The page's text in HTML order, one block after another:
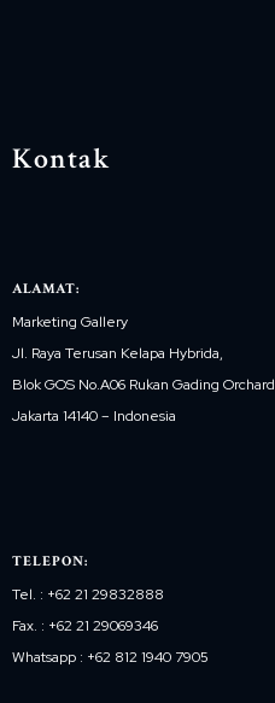
Kontak
ALAMAT:
Marketing Gallery
Jl. Raya Terusan Kelapa Hybrida,
Blok GOS No.A06 Rukan Gading Orchard
Jakarta 14140 – Indonesia
TELEPON:
Tel. : +62 21 29832888
Fax. : +62 21 29069346
Whatsapp : +62 812 1940 7905